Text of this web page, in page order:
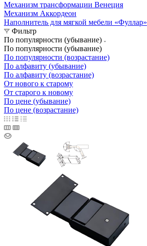
Механизм трансформации Венеция
Механизм Аккордеон
Наполнитель для мягкой мебели «Фуллар»
Фильтр
По популярности (убывание)
По популярности (убывание)
По популярности (возрастание)
По алфавиту (убывание)
По алфавиту (возрастание)
От нового к старому
От старого к новому
По цене (убывание)
По цене (возрастание)